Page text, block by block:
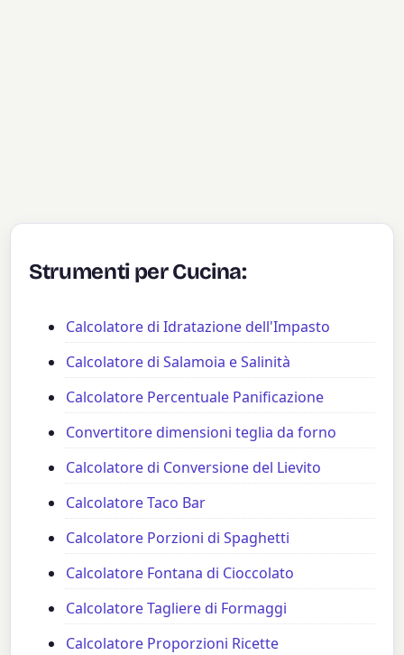
Strumenti per Cucina:
Calcolatore di Idratazione dell'Impasto
Calcolatore di Salamoia e Salinità
Calcolatore Percentuale Panificazione
Convertitore dimensioni teglia da forno
Calcolatore di Conversione del Lievito
Calcolatore Taco Bar
Calcolatore Porzioni di Spaghetti
Calcolatore Fontana di Cioccolato
Calcolatore Tagliere di Formaggi
Calcolatore Proporzioni Ricette